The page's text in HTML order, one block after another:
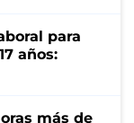
para
años:
más de